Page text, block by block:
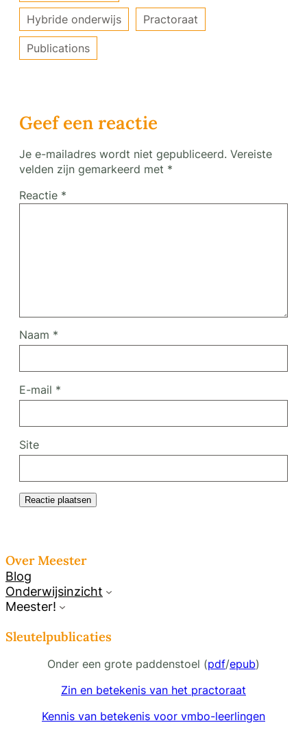
Hybride onderwijs Practoraat
Publications
Geef een reactie
Je e-mailadres wordt niet gepubliceerd. Vereiste
velden zijn gemarkeerd met *
Reactie *
Naam *
E-mail *
Site
Over Meester
Blog
Onderwijsinzicht
Meester!
Sleutelpublicaties
Onder een grote paddenstoel (pdf/epub)
Zin en betekenis van het practoraat
Kennis van betekenis voor vmbo-leerlingen